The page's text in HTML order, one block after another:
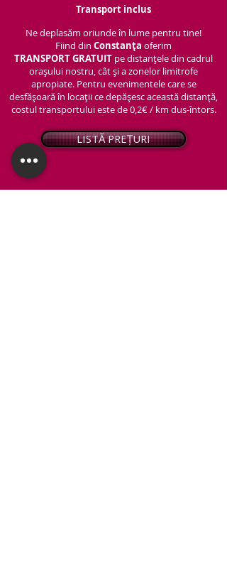
Transport inclus
Ne deplasăm oriunde în lume pentru tine!
Fiind din Constanța oferim
TRANSPORTGRATUIT pe distanțele din cadrul
orașului nostru, cât și a zonelor limitrofe
apropiate. Pentru evenimentele care se
desfășoară în locații ce depășesc această distanță,
costul transportului este de 0,2€ / km dus-întors.
LISTĂ PREȚURI
© 2026 - Snap PhotoBooth